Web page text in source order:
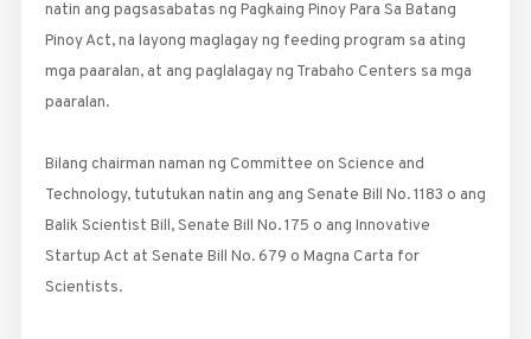
natin ang pagsasabatas ng Pagkaing Pinoy Para Sa Batang
Pinoy Act, na layong maglagay ng feeding program sa ating
mga paaralan, at ang paglalagay ng Trabaho Centers sa mga
paaralan.
Bilang chairman naman ng Committee on Science and
Technology, tututukan natin ang ang Senate Bill No. 1183 o ang
Balik Scientist Bill, Senate Bill No. 175 o ang Innovative
Startup Act at Senate Bill No. 679 o Magna Carta for
Scientists.